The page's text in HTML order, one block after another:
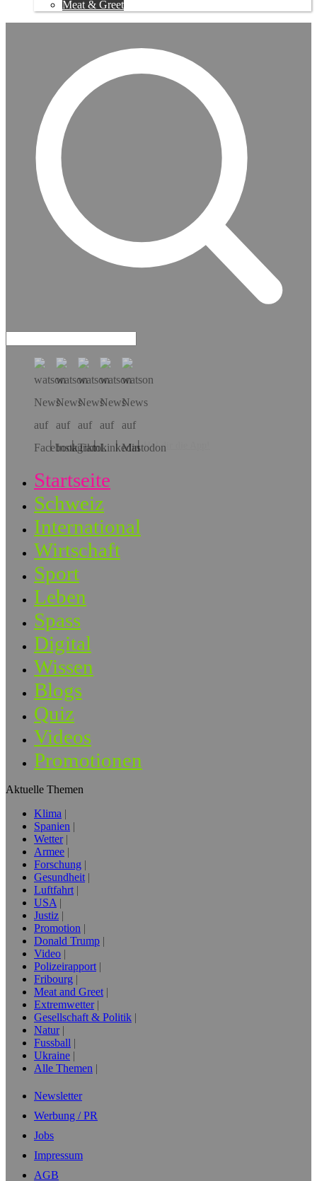
Meat & Greet
Hol dir die App!
Startseite
Schweiz
International
Wirtschaft
Sport
Leben
Spass
Digital
Wissen
Blogs
Quiz
Videos
Promotionen
Aktuelle Themen
Klima
Spanien
Wetter
Armee
Forschung
Gesundheit
Luftfahrt
USA
Justiz
Promotion
Donald Trump
Video
Polizeirapport
Fribourg
Meat and Greet
Extremwetter
Gesellschaft & Politik
Natur
Fussball
Ukraine
Alle Themen
Newsletter
Werbung / PR
Jobs
Impressum
AGB